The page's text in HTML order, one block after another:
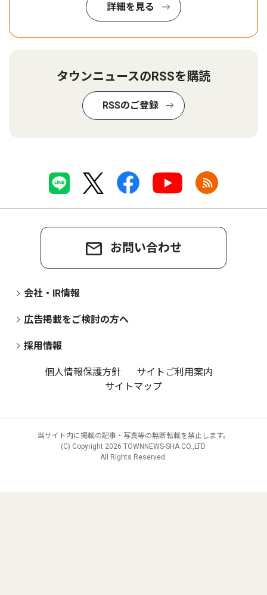
詳細を見る
タウンニュースのRSSを購読
RSSのご登録
お問い合わせ
会社・IR情報
広告掲載をご検討の方へ
採用情報
個人情報保護方針
サイトご利用案内
サイトマップ
当サイト内に掲載の記事・写真等の無断転載を禁止します。
(C) Copyright 2026 TOWNNEWS-SHA CO.,LTD.
All Rights Reserved.